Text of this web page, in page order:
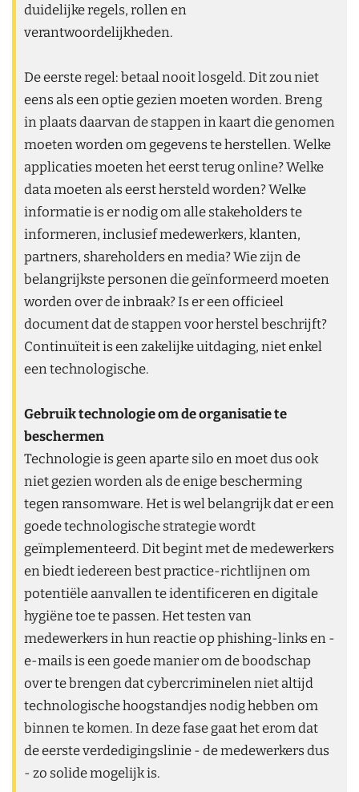
duidelijke regels, rollen en
verantwoordelijkheden.
De eerste regel: betaal nooit losgeld. Dit zou niet
eens als een optie gezien moeten worden. Breng
in plaats daarvan de stappen in kaart die genomen
moeten worden om gegevens te herstellen. Welke
applicaties moeten het eerst terug online? Welke
data moeten als eerst hersteld worden? Welke
informatie is er nodig om alle stakeholders te
informeren, inclusief medewerkers, klanten,
partners, shareholders en media? Wie zijn de
belangrijkste personen die geïnformeerd moeten
worden over de inbraak? Is er een officieel
document dat de stappen voor herstel beschrijft?
Continuïteit is een zakelijke uitdaging, niet enkel
een technologische.
Gebruik technologie om de organisatie te
beschermen
Technologie is geen aparte silo en moet dus ook
niet gezien worden als de enige bescherming
tegen ransomware. Het is wel belangrijk dat er een
goede technologische strategie wordt
geïmplementeerd. Dit begint met de medewerkers
en biedt iedereen best practice-richtlijnen om
potentiële aanvallen te identificeren en digitale
hygiëne toe te passen. Het testen van
medewerkers in hun reactie op phishing-links en -
e-mails is een goede manier om de boodschap
over te brengen dat cybercriminelen niet altijd
technologische hoogstandjes nodig hebben om
binnen te komen. In deze fase gaat het erom dat
de eerste verdedigingslinie - de medewerkers dus
- zo solide mogelijk is.